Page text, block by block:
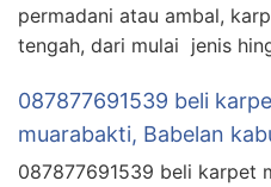
permadani atau ambal,
tengah, dari mulai jenis
087877691539 beli
muarabakti, Babelan
087877691539 beli karpet